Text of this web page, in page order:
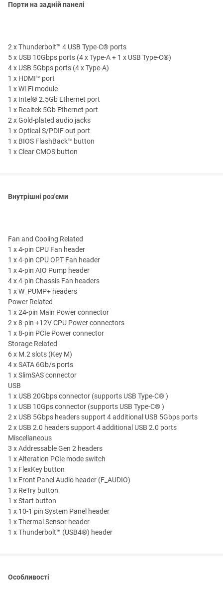
Порти на задній панелі
2 x Thunderbolt™ 4 USB Type-C® ports
5 x USB 10Gbps ports (4 x Type-A + 1 x USB Type-C®)
4 x USB 5Gbps ports (4 x Type-A)
1 x HDMI™ port
1 x Wi-Fi module
1 x Intel® 2.5Gb Ethernet port
1 x Realtek 5Gb Ethernet port
2 x Gold-plated audio jacks
1 x Optical S/PDIF out port
1 x BIOS FlashBack™ button
1 x Clear CMOS button
Внутрішні роз'єми
Fan and Cooling Related
1 x 4-pin CPU Fan header
1 x 4-pin CPU OPT Fan header
1 x 4-pin AIO Pump header
4 x 4-pin Chassis Fan headers
1 x W_PUMP+ headers
Power Related
1 x 24-pin Main Power connector
2 x 8-pin +12V CPU Power connectors
1 x 8-pin PCIe Power connector
Storage Related
6 x M.2 slots (Key M)
4 x SATA 6Gb/s ports
1 x SlimSAS connector
USB
1 x USB 20Gbps connector (supports USB Type-C® )
1 x USB 10Gps connector (supports USB Type-C® )
2 x USB 5Gbps headers support 4 additional USB 5Gbps ports
2 x USB 2.0 headers support 4 additional USB 2.0 ports
Miscellaneous
3 x Addressable Gen 2 headers
1 x Alteration PCIe mode switch
1 x FlexKey button
1 x Front Panel Audio header (F_AUDIO)
1 x ReTry button
1 x Start button
1 x 10-1 pin System Panel header
1 x Thermal Sensor header
1 x Thunderbolt™ (USB4®) header
Особливості